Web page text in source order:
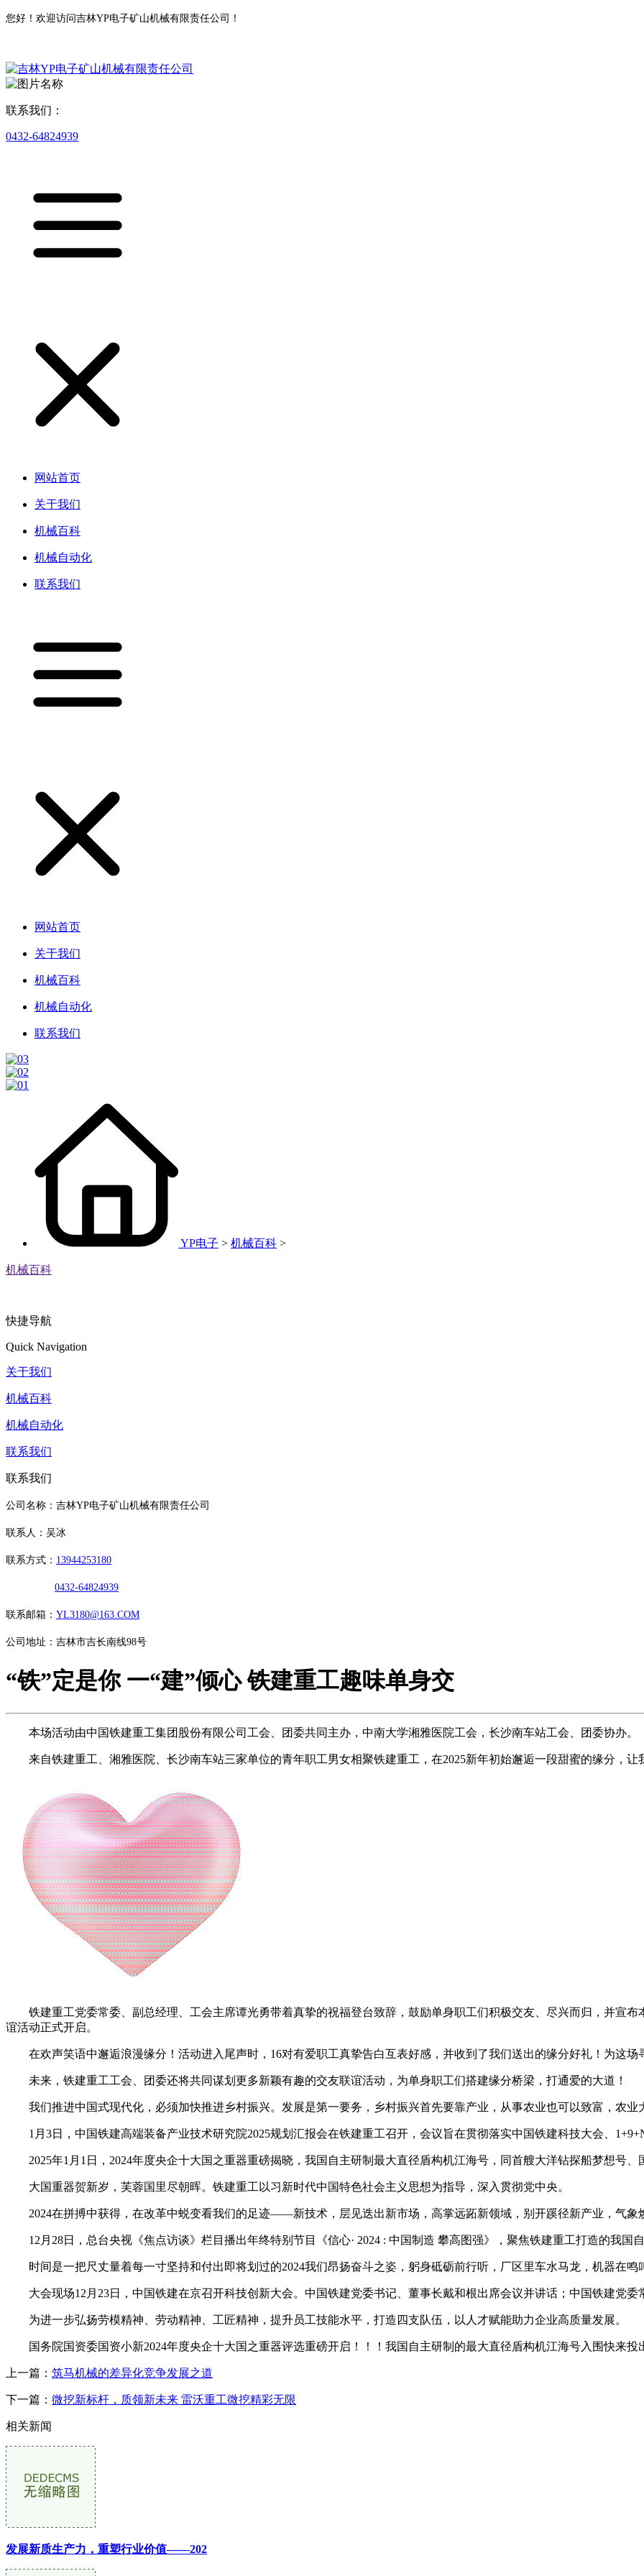
您好！欢迎访问吉林YP电子矿山机械有限责任公司！
联系我们：
0432-64824939
网站首页
关于我们
机械百科
机械自动化
联系我们
网站首页
关于我们
机械百科
机械自动化
联系我们
YP电子 > 机械百科 >
机械百科
快捷导航
Quick Navigation
关于我们
机械百科
机械自动化
联系我们
联系我们
公司名称：吉林YP电子矿山机械有限责任公司
联系人：吴冰
联系方式： 13944253180
0432-64824939
联系邮箱： YL3180@163.COM
公司地址：吉林市吉长南线98号
“铁”定是你 一“建”倾心 铁建重工趣味单身交
本场活动由中国铁建重工集团股份有限公司工会、团委共同主办，中南大学湘雅医院工会，长沙南车站工会、团委协办。
来自铁建重工、湘雅医院、长沙南车站三家单位的青年职工男女相聚铁建重工，在2025新年初始邂逅一段甜蜜的缘分，让
铁建重工党委常委、副总经理、工会主席谭光勇带着真挚的祝福登台致辞，鼓励单身职工们积极交友、尽兴而归，并宣布
谊活动正式开启。
在欢声笑语中邂逅浪漫缘分！活动进入尾声时，16对有爱职工真挚告白互表好感，并收到了我们送出的缘分好礼！为这场
未来，铁建重工工会、团委还将共同谋划更多新颖有趣的交友联谊活动，为单身职工们搭建缘分桥梁，打通爱的大道！
我们推进中国式现代化，必须加快推进乡村振兴。发展是第一要务，乡村振兴首先要靠产业，从事农业也可以致富，农业
1月3日，中国铁建高端装备产业技术研究院2025规划汇报会在铁建重工召开，会议旨在贯彻落实中国铁建科技大会、
2025年1月1日，2024年度央企十大国之重器重磅揭晓，我国自主研制最大直径盾构机江海号，同首艘大洋钻探船梦想号、
大国重器贺新岁，芙蓉国里尽朝晖。铁建重工以习新时代中国特色社会主义思想为指导，深入贯彻党中央。
2024在拼搏中获得，在改革中蜕变看我们的足迹——新技术，层见迭出新市场，高掌远跖新领域，别开蹊径新产业，气象
12月28日，总台央视《焦点访谈》栏目播出年终特别节目《信心· 2024 : 中国制造 攀高图强》，聚焦铁建重工打造的我国自
时间是一把尺丈量着每一寸坚持和付出即将划过的2024我们昂扬奋斗之姿，躬身砥砺前行听，厂区里车水马龙，机器在鸣
大会现场12月23日，中国铁建在京召开科技创新大会。中国铁建党委书记、董事长戴和根出席会议并讲话；中国铁建党委
为进一步弘扬劳模精神、劳动精神、工匠精神，提升员工技能水平，打造四支队伍，以人才赋能助力企业高质量发展。
国务院国资委国资小新2024年度央企十大国之重器评选重磅开启！！！我国自主研制的最大直径盾构机江海号入围快来投
上一篇： 筑马机械的差异化竞争发展之道
下一篇： 微挖新标杆，质领新未来 雷沃重工微挖精彩无限
相关新闻
发展新质生产力，重塑行业价值——202